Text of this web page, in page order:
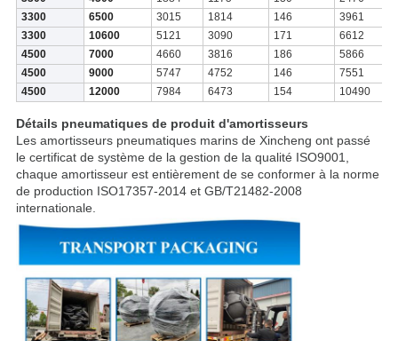
3300
6500 3015 1814 146 3961
3300
10600 5121 3090 171 6612
4500
7000 4660 3816 186 5866
4500
9000 5747 4752 146 7551
4500
12000 7984 6473 154 10490
Détails pneumatiques de produitd'amortisseurs
Les amortisseurs pneumatiques marins de Xincheng ont passé
le certificat de système de la gestion de la qualité ISO9001,
chaque amortisseur est entièrement de se conformer à la norme
de production ISO17357-2014 et GB/T21482-2008
internationale.